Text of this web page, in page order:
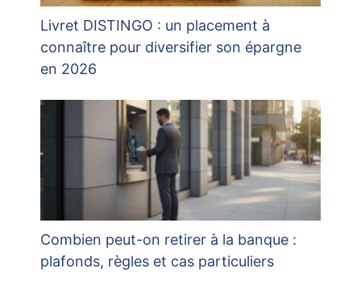
Livret DISTINGO : un placement à
connaître pour diversifier son épargne
en 2026
Combien peut-on retirer à la banque :
plafonds, règles et cas particuliers